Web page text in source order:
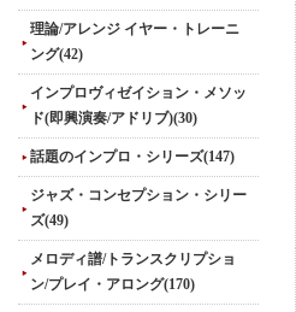
理論/アレンジ イヤー・トレーニ
ング(42)
インプロヴィゼイション・メソッ
ド(即興演奏/アドリブ)(30)
話題のインプロ・シリーズ(147)
ジャズ・コンセプション・シリー
ズ(49)
メロディ譜/トランスクリプショ
ン/プレイ・アロング(170)